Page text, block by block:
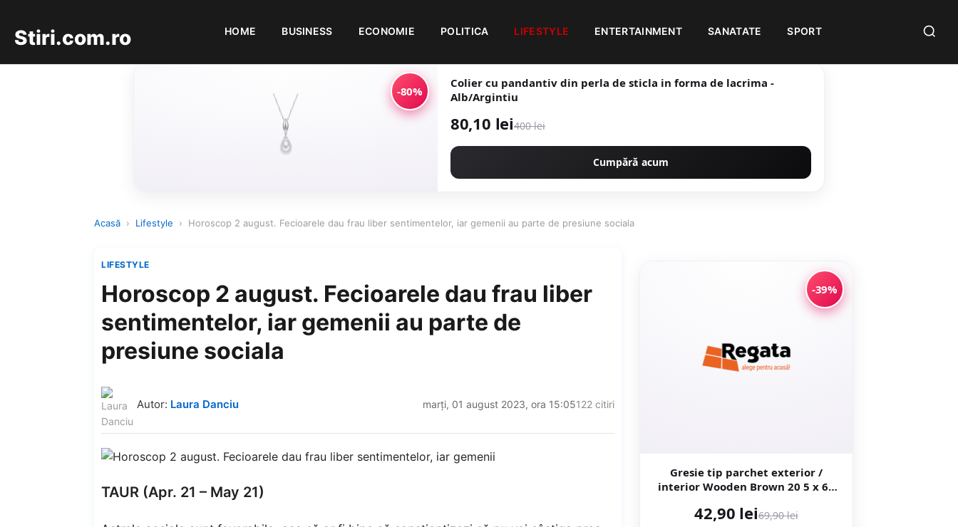
Stiri.com.ro HOME BUSINESS ECONOMIE POLITICA LIFESTYLE ENTERTAINMENT SANATATE SPORT
-80%
Colier cu pandantiv din perla de sticla in forma de lacrima -
Alb/Argintiu
80,10 lei400 lei
Cumpără acum
Acasă › Lifestyle › Horoscop 2 august. Fecioarele dau frau liber sentimentelor, iar gemenii au parte de presiune sociala
LIFESTYLE
Horoscop 2 august. Fecioarele dau frau liber
sentimentelor, iar gemenii au parte de
presiune sociala
Autor: Laura Danciu marți, 01 august 2023, ora 15:05122 citiri
TAUR (Apr. 21 – May 21)
-39%
Gresie tip parchet exterior /
interior Wooden Brown 20 5 x 60
antiderapanta
42,90 lei69,90 lei